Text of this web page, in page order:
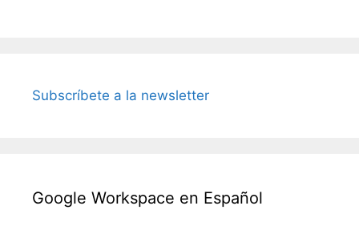
Subscríbete a la newsletter
Google Workspace en Español